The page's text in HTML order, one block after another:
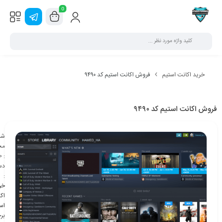
0
خرید اکانت استیم فروش اکانت استیم کد ۹۴۹۰
فروش اکانت استیم کد ۹۴۹۰
:
: